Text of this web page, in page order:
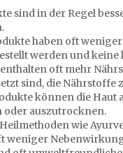
sind in der Regel
haben oft
werden und
oft mehr
sind, die Nährstoffe
können die Haut
oder auszutrocknen.
wie
weniger